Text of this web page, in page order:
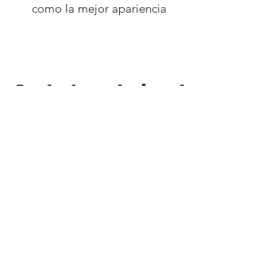
como la mejor apariencia
Productos relacionados